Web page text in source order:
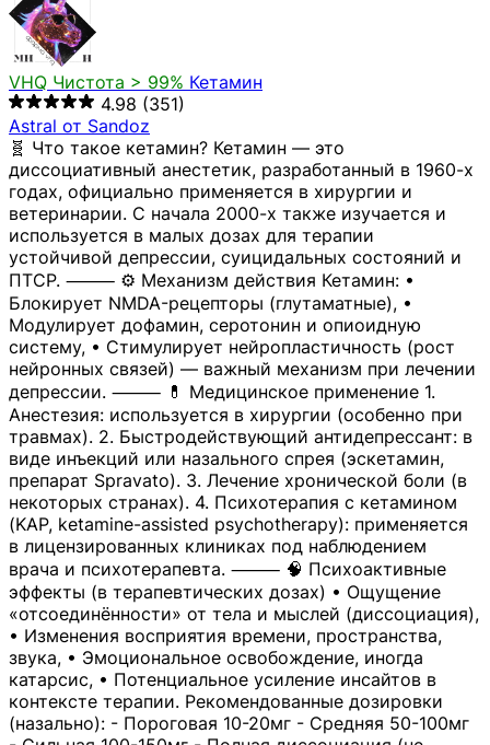
VHQ Чистота > 99% Кетамин
4.98 (351)
Astral от Sandoz
🧬 Что такое кетамин? Кетамин — это
диссоциативный анестетик, разработанный в 1960-х
годах, официально применяется в хирургии и
ветеринарии. С начала 2000-х также изучается и
используется в малых дозах для терапии
устойчивой депрессии, суицидальных состояний и
ПТСР. ⸻ ⚙️ Механизм действия Кетамин: •
Блокирует NMDA-рецепторы (глутаматные), •
Модулирует дофамин, серотонин и опиоидную
систему, • Стимулирует нейропластичность (рост
нейронных связей) — важный механизм при лечении
депрессии. ⸻ 💊 Медицинское применение 1.
Анестезия: используется в хирургии (особенно при
травмах). 2. Быстродействующий антидепрессант: в
виде инъекций или назального спрея (эскетамин,
препарат Spravato). 3. Лечение хронической боли (в
некоторых странах). 4. Психотерапия с кетамином
(KAP, ketamine-assisted psychotherapy): применяется
в лицензированных клиниках под наблюдением
врача и психотерапевта. ⸻ 🧠 Психоактивные
эффекты (в терапевтических дозах) • Ощущение
«отсоединённости» от тела и мыслей (диссоциация),
• Изменения восприятия времени, пространства,
звука, • Эмоциональное освобождение, иногда
катарсис, • Потенциальное усиление инсайтов в
контексте терапии. Рекомендованные дозировки
(назально): - Пороговая 10-20мг - Средняя 50-100мг